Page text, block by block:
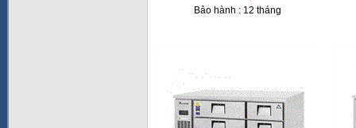
Bảo hành : 12 tháng